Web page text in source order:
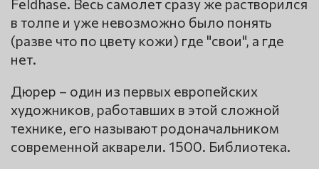
в толпе и уже невозможно было понять
(разве что по цвету кожи) где "свои", а где
нет.
Дюрер – один из первых европейских
художников, работавших в этой сложной
технике, его называют родоначальником
современной акварели. 1500. Библиотека.